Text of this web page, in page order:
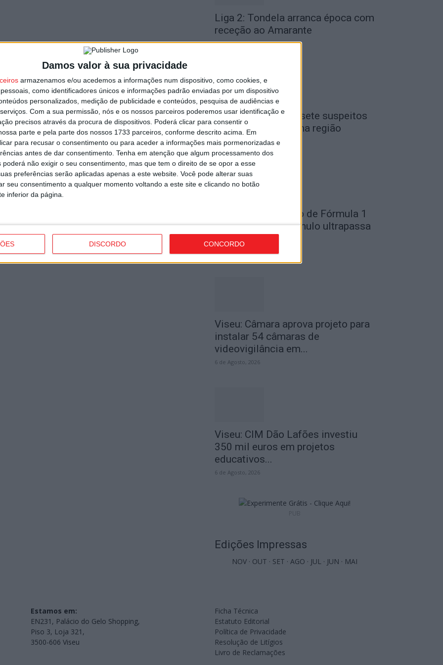
Damos valor à sua privacidade
armazenamos e/ou acedemos a informações num dispositivo, como cookies, e
como identificadores únicos e informações padrão enviadas por um dispositivo
personalizados, medição de publicidade e conteúdos, pesquisa de audiências e
Com a sua permissão, nós e os nossos parceiros poderemos usar identificação e
precisos através da procura de dispositivos. Poderá clicar para consentir o
parte e pela parte dos nossos 1733 parceiros, conforme descrito acima. Em
para recusar o consentimento ou para aceder a informações mais pormenorizadas e
antes de dar consentimento. Tenha em atenção que algum processamento dos
poderá não exigir o seu consentimento, mas que tem o direito de se opor a esse
preferências serão aplicadas apenas a este website. Você pode alterar suas
seu consentimento a qualquer momento voltando a este site e clicando no botão
inferior da página.
DISCORDO CONCORDO
Liga 2: Tondela arranca época com
receção ao Amarante
7 de Agosto, 2026
Viseu: GNR detém sete suspeitos
por furto de cobre na região
6 de Agosto, 2026
Tondela: Exposição de Fórmula 1
no Museu do Caramulo ultrapassa
os...
Viseu: Câmara aprova projeto para
instalar 54 câmaras de
videovigilância em...
6 de Agosto, 2026
Viseu: CIM Dão Lafões investiu
350 mil euros em projetos
educativos...
6 de Agosto, 2026
Edições Impressas
NOV · OUT · SET · AGO · JUL · JUN · MAI
Estamos em:
EN231, Palácio do Gelo Shopping,
Piso 3, Loja 321,
3500-606 Viseu
Ficha Técnica
Estatuto Editorial
Política de Privacidade
Resolução de Litígios
Livro de Reclamações